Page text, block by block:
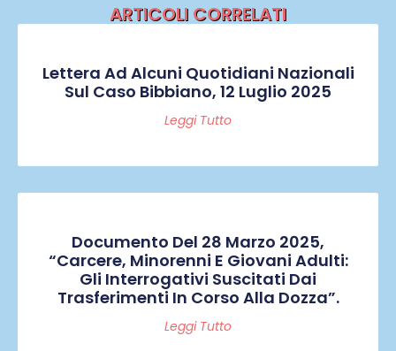
ARTICOLI CORRELATI
Lettera Ad Alcuni Quotidiani Nazionali
Sul Caso Bibbiano, 12 Luglio 2025
Leggi Tutto
Documento Del 28 Marzo 2025,
“Carcere, Minorenni E Giovani Adulti:
Gli Interrogativi Suscitati Dai
Trasferimenti In Corso Alla Dozza”.
Leggi Tutto